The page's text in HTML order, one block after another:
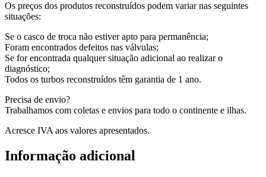
Os preços dos produtos reconstruídos podem variar nas seguintes
situações:
Se o casco de troca não estiver apto para permanência;
Foram encontrados defeitos nas válvulas;
Se for encontrada qualquer situação adicional ao realizar o
diagnóstico;
Todos os turbos reconstruídos têm garantia de 1 ano.
Precisa de envio?
Trabalhamos com coletas e envios para todo o continente e ilhas.
Acresce IVA aos valores apresentados.
Informação adicional